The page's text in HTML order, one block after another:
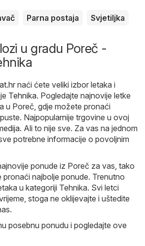
Parna postaja Svjetiljka
u gradu Poreč -
naći ćete veliki izbor letaka i
Tehnika. Pogledajte najnovije letke
u Poreč, gdje možete pronaći
Najpopularnije trgovine u ovoj
. Ali to nije sve. Za vas na jednom
potrebne informacije o povoljnim
ponude iz Poreč za vas, tako
pronaći najbolje ponude. Trenutno
u kategoriji Tehnika. Svi letci
stoga ne oklijevajte i uštedite
posebnu ponudu i pogledajte ove